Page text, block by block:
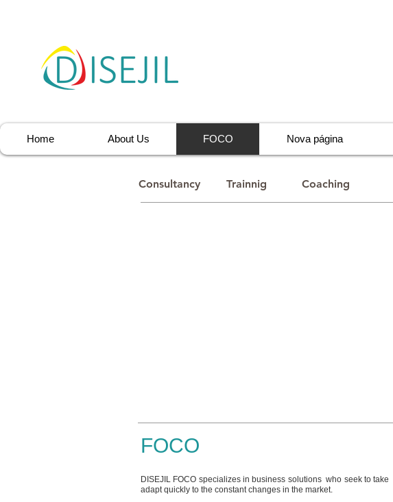
Home About Us FOCO Nova página
Consultancy Trainnig Coaching
FOCO
DISEJIL FOCO specializes in business solutions who seek to take
adapt quickly to the constant changes in the market.